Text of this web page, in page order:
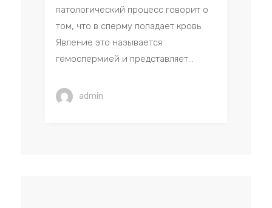
патологический процесс говорит о
том, что в сперму попадает кровь.
Явление это называется
гемоспермией и представляет...
admin